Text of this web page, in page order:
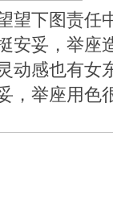
望下图责任
安妥，举座
动感也有女
，举座用色